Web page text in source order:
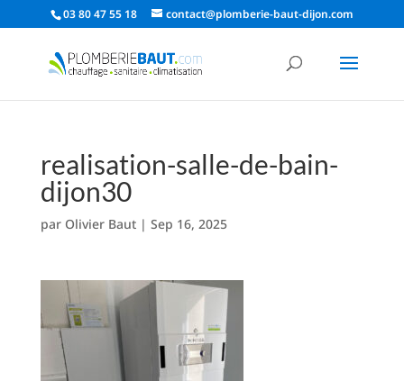
03 80 47 55 18 contact@plomberie-baut-dijon.com
realisation-salle-de-bain-
dijon30
par Olivier Baut| Sep 16, 2025